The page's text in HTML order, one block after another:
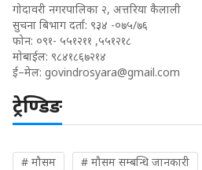
गोदावरी नगरपालिका २, अत्तरिया कैलाली
सुचना बिभाग दर्ता: ९३४ -०७५/७६
फोन: ०९१- ५५१२११ ,५५१२१८
मोबाईल: ९८४१८६७२१४
ई–मेल: govindrosyara@gmail.com
ट्रेण्डिङ
# मौसम # मौसम सम्बन्धि जानकारी